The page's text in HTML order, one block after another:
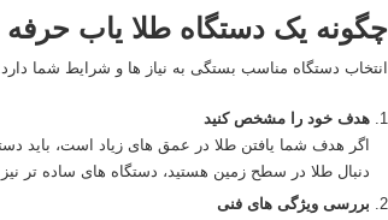
چگونه یک دستگاه طلا یاب حرفه‌
انتخاب دستگاه مناسب بستگی به نیاز ها و شرایط شما
هدف خود را مشخص کنید
اگر هدف شما یافتن طلا در عمق‌ های زیاد است، باید
دنبال طلا در سطح زمین هستید، دستگاه‌ های ساده‌ تر
بررسی ویژگی‌ های فنی